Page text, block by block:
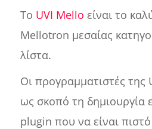
Το UVI Mello είναι το
Mellotron μεσαίας
λίστα.
Οι προγραμματιστές της
ως σκοπό τη δημιουργία
plugin που να είναι